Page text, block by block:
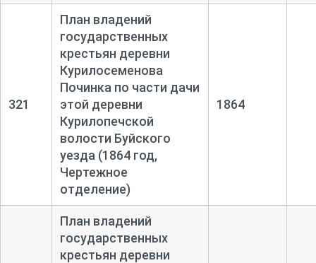
321
План владений
государственных
крестьян деревни
Курилосеменова
Починка по части дачи
этой деревни
Курилопечской
волости Буйского
уезда (1864 год,
Чертежное
отделение)
1864
План владений
государственных
крестьян деревни